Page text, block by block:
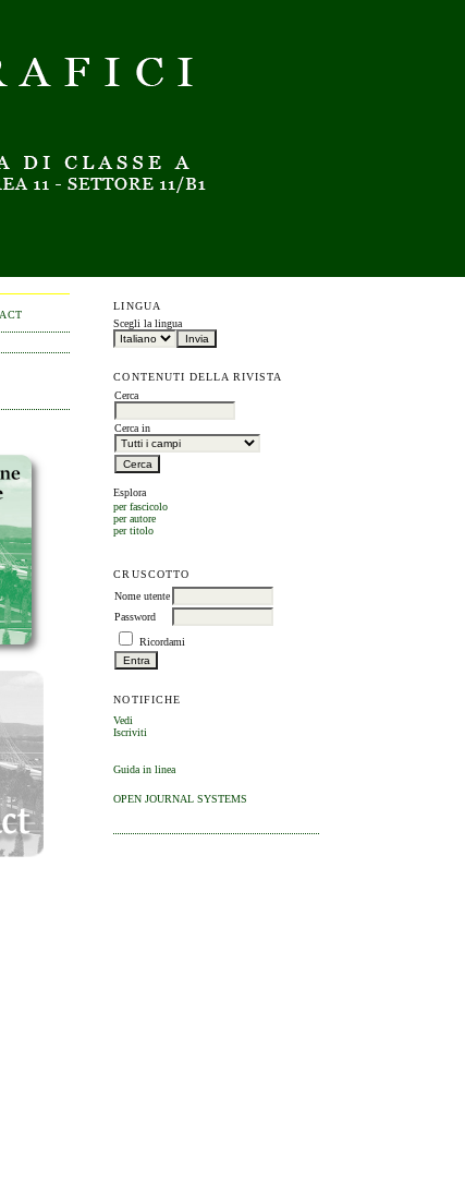
LINGUA
Scegli la lingua
CONTENUTI DELLA RIVISTA
Cerca
Cerca in
Esplora
per fascicolo
per autore
per titolo
CRUSCOTTO
Nome utente
Password
Ricordami
NOTIFICHE
Vedi
Iscriviti
Guida in linea
OPEN JOURNAL SYSTEMS